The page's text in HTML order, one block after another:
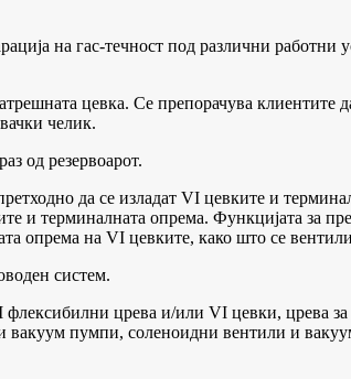
на гас-течност под различни работни
цевка. Се препорачува клиентите
челик.
од резервоарот.
да се изладат VI цевките и
и терминалната опрема. Функцијата за
опрема на VI цевките, како што се
систем.
црева и/или VI цевки, црева за
вакуум пумпи, соленоидни вентили и